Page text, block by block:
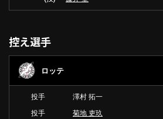
控え選手
ロッテ
投手 澤村 拓一
投手
菊地 吏玖